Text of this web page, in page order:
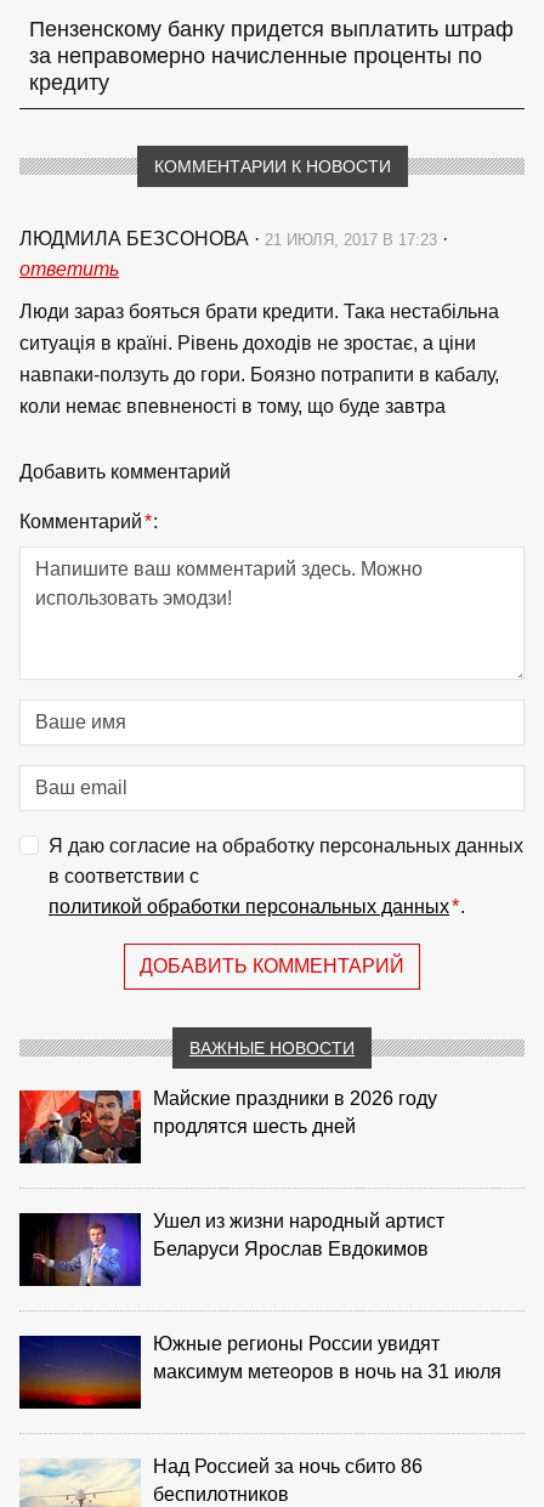
Пензенскому банку придется выплатить штраф
за неправомерно начисленные проценты по
кредиту
КОММЕНТАРИИ К НОВОСТИ
ЛЮДМИЛА БЕЗСОНОВА · 21 ИЮЛЯ, 2017 В 17:23 ·
ответить
Люди зараз бояться брати кредити. Така нестабільна
ситуація в країні. Рівень доходів не зростає, а ціни
навпаки-ползуть до гори. Боязно потрапити в кабалу,
коли немає впевненості в тому, що буде завтра
Добавить комментарий
Комментарий*:
Я даю согласие на обработку персональных данных
в соответствии с
политикой обработки персональных данных*.
ДОБАВИТЬ КОММЕНТАРИЙ
ВАЖНЫЕ НОВОСТИ
Майские праздники в 2026 году
продлятся шесть дней
Ушел из жизни народный артист
Беларуси Ярослав Евдокимов
Южные регионы России увидят
максимум метеоров в ночь на 31 июля
Над Россией за ночь сбито 86
беспилотников